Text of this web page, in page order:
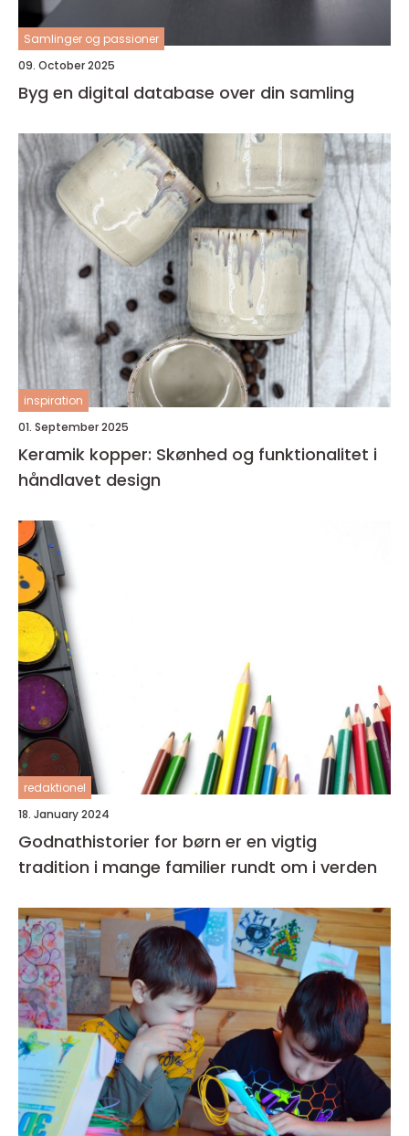
Samlinger og passioner
09. October 2025
Byg en digital database over din samling
inspiration
01. September 2025
Keramik kopper: Skønhed og funktionalitet i
håndlavet design
redaktionel
18. January 2024
Godnathistorier for børn er en vigtig
tradition i mange familier rundt om i verden